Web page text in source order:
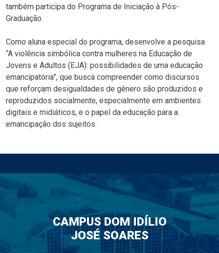
também participa do Programa de Iniciação à Pós-
Graduação.
Como aluna especial do programa, desenvolve a pesquisa
“A violência simbólica contra mulheres na Educação de
Jovens e Adultos (EJA): possibilidades de uma educação
emancipatória”, que busca compreender como discursos
que reforçam desigualdades de gênero são produzidos e
reproduzidos socialmente, especialmente em ambientes
digitais e midiáticos, e o papel da educação para a
emancipação dos sujeitos.
CAMPUS DOM IDÍLIO
JOSÉ SOARES